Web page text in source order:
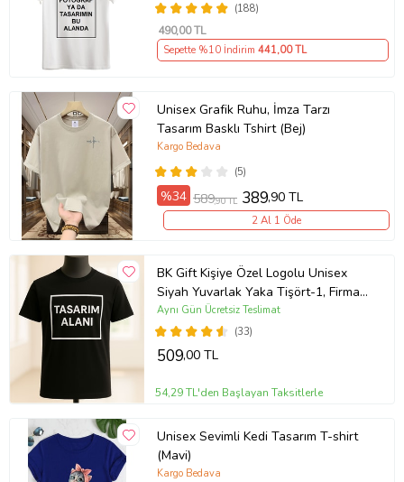
(188)
490,00 TL
Sepette %10 İndirim 441,00 TL
Unisex Grafik Ruhu, İmza Tarzı
Tasarım Basklı Tshirt (Bej)
(5)
Kargo Bedava
%34 589,90 TL 389,90 TL
2 Al 1 Öde
BK Gift Kişiye Özel Logolu Unisex
Siyah Yuvarlak Yaka Tişört-1, Firma
T-shirt, Logolu T-shirt, Sevgiliye
Hediye
(33)
Aynı Gün Ücretsiz Teslimat
509,00 TL
54,29 TL'den Başlayan Taksitlerle
Unisex Sevimli Kedi Tasarım T-shirt
(Mavi)
Kargo Bedava